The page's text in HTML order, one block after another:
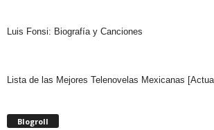
Luis Fonsi: Biografía y Canciones
Lista de las Mejores Telenovelas Mexicanas
Blogroll